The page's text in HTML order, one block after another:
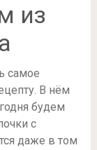
из
самое
В нём
будем
с
даже в том